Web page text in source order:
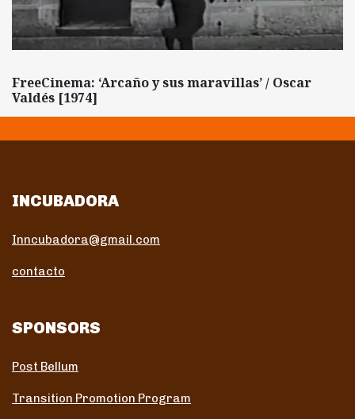
FreeCinema: ‘Arcaño y sus maravillas’ / Oscar
Valdés [1974]
INCUBADORA
Inncubadora@gmail.com
contacto
SPONSORS
Post Bellum
Transition Promotion Program